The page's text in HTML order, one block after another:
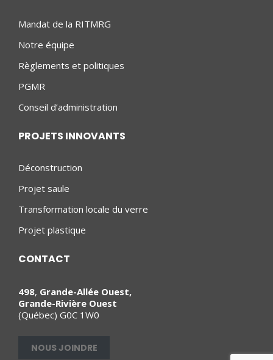
Mandat de la RITMRG
Notre équipe
Règlements et politiques
PGMR
Conseil d’administration
PROJETS INNOVANTS
Déconstruction
Projet saule
Transformation locale du verre
Projet plastique
CONTACT
498, Grande-Allée Ouest,
Grande-Rivière Ouest
(Québec) G0C 1W0
NOUS JOINDRE